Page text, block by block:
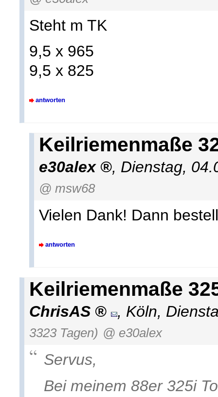
Steht m TK
9,5 x 965
9,5 x 825
antworten
Keilriemenmaße
e30alex , Dienstag,
@ msw68
Vielen Dank! Dann
antworten
Keilriemenmaße
ChrisAS , Köln,
3323 Tagen) @ e30alex
Servus,
Bei meinem 88er 325i